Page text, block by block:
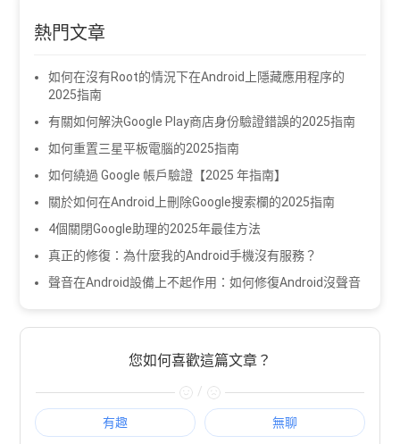
熱門文章
如何在沒有Root的情況下在Android上隱藏應用程序的
2025指南
有關如何解決Google Play商店身份驗證錯誤的2025指南
如何重置三星平板電腦的2025指南
如何繞過 Google 帳戶驗證【2025 年指南】
關於如何在Android上刪除Google搜索欄的2025指南
4個關閉Google助理的2025年最佳方法
真正的修復：為什麼我的Android手機沒有服務？
聲音在Android設備上不起作用：如何修復Android沒聲音
您如何喜歡這篇文章？
/
有趣 無聊